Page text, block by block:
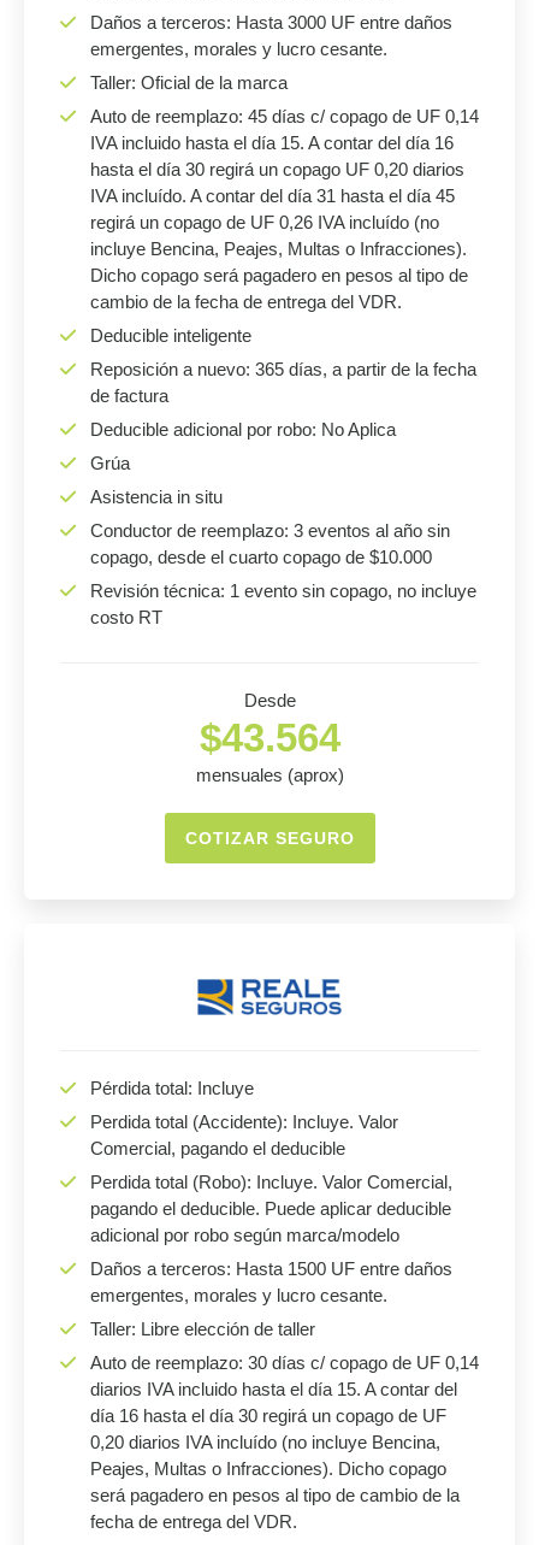
Daños a terceros: Hasta 3000 UF entre daños
emergentes, morales y lucro cesante.
Taller: Oficial de la marca
Auto de reemplazo: 45 días c/ copago de UF 0,14
IVA incluido hasta el día 15. A contar del día 16
hasta el día 30 regirá un copago UF 0,20 diarios
IVA incluído. A contar del día 31 hasta el día 45
regirá un copago de UF 0,26 IVA incluído (no
incluye Bencina, Peajes, Multas o Infracciones).
Dicho copago será pagadero en pesos al tipo de
cambio de la fecha de entrega del VDR.
Deducible inteligente
Reposición a nuevo: 365 días, a partir de la fecha
de factura
Deducible adicional por robo: No Aplica
Grúa
Asistencia in situ
Conductor de reemplazo: 3 eventos al año sin
copago, desde el cuarto copago de $10.000
Revisión técnica: 1 evento sin copago, no incluye
costo RT
Desde
$43.564
mensuales (aprox)
COTIZAR SEGURO
Pérdida total: Incluye
Perdida total (Accidente): Incluye. Valor
Comercial, pagando el deducible
Perdida total (Robo): Incluye. Valor Comercial,
pagando el deducible. Puede aplicar deducible
adicional por robo según marca/modelo
Daños a terceros: Hasta 1500 UF entre daños
emergentes, morales y lucro cesante.
Taller: Libre elección de taller
Auto de reemplazo: 30 días c/ copago de UF 0,14
diarios IVA incluido hasta el día 15. A contar del
día 16 hasta el día 30 regirá un copago de UF
0,20 diarios IVA incluído (no incluye Bencina,
Peajes, Multas o Infracciones). Dicho copago
será pagadero en pesos al tipo de cambio de la
fecha de entrega del VDR.